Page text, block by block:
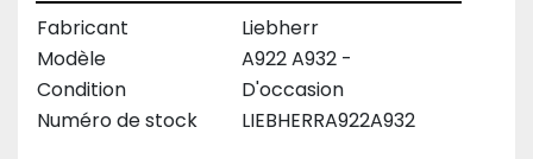
Fabricant
Liebherr
Modèle
A922 A932 -
Condition
D'occasion
Numéro de stock
LIEBHERRA922A932